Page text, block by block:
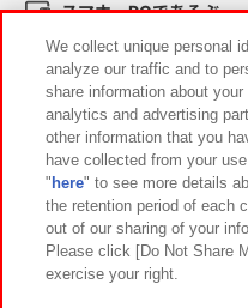
スマホ・PCであそぶ
イベント・キャンペーン
関連会社 サステ
プライバシーポリシー ウ
お取引先さまとともに
We collect unique personal
analyze our traffic and to
share information about
analytics and advertising
other information that you
have collected from your
" here" to see more details
the retention period of each
out of our sharing of your
Please click [Do Not Share
exercise your right.